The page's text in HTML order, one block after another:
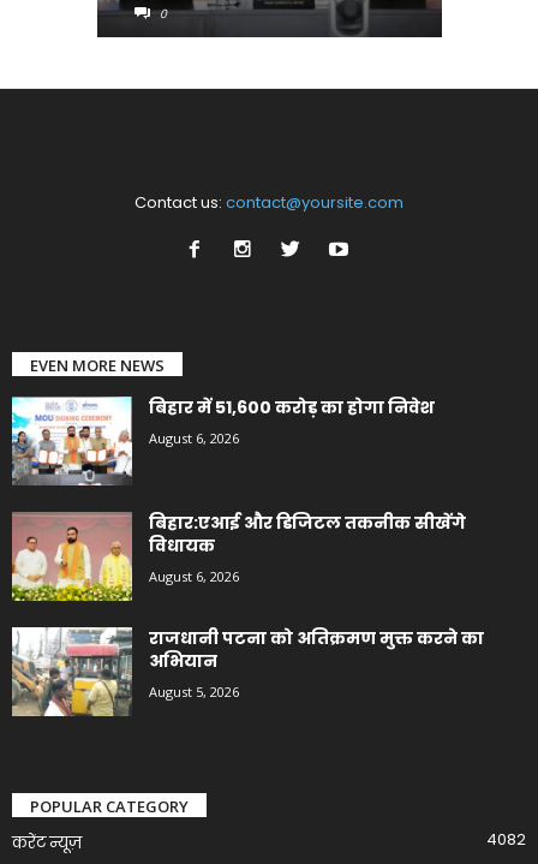
0
Contact us: contact@yoursite.com
EVEN MORE NEWS
बिहार में 51,600 करोड़ का होगा निवेश
August 6, 2026
बिहार:एआई और डिजिटल तकनीक सीखेंगे
विधायक
August 6, 2026
राजधानी पटना को अतिक्रमण मुक्त करने का
अभियान
August 5, 2026
POPULAR CATEGORY
करेंट न्यूज़
4082